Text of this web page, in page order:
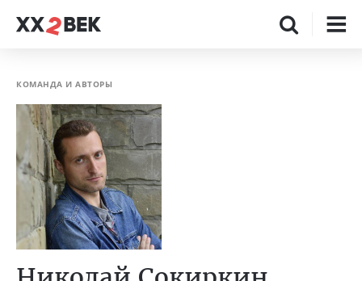
КОМАНДА И АВТОРЫ